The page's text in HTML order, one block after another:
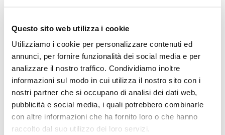
Questo sito web utilizza i cookie
Utilizziamo i cookie per personalizzare contenuti ed
annunci, per fornire funzionalità dei social media e per
analizzare il nostro traffico. Condividiamo inoltre
informazioni sul modo in cui utilizza il nostro sito con i
nostri partner che si occupano di analisi dei dati web,
pubblicità e social media, i quali potrebbero combinarle
con altre informazioni che ha fornito loro o che hanno
raccolto dal suo utilizzo dei loro servizi.
“L’utilizzo di AutoUnloader per scaricare i
container è estremamente efficiente e funziona
perfettamente all’interno dei nostri centri
logistici. Con il volume di poliaccoppiati e
pacchi che gestiamo, questa è la strada da
seguire per noi e, speriamo, per i nostri partner,
dato che l’effetto rete aiuta a far valere le
ragioni di business da tutte le parti. Non
vediamo l’ora di integrare gli AutoUnloader in